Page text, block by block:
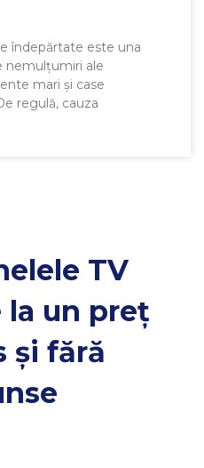
îndepărtate este una
nemulțumiri ale
mari și case
regulă, cauza
TV
la un preț
și fără